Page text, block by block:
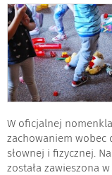
W oficjalnej
zachowaniem wobec
słownej i fizycznej.
została zawieszona